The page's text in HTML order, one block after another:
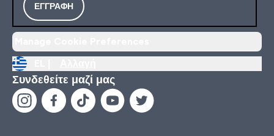
ΕΓΓΡΑΦΉ
Συνδεθείτε μαζί μας